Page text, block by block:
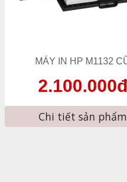
MÁY IN HP M1132
2.100.000đ
Chi tiết sản phẩm